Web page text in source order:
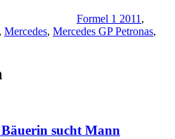
Formel 1 2011 ,
, Mercedes, Mercedes GP Petronas,
sucht Mann